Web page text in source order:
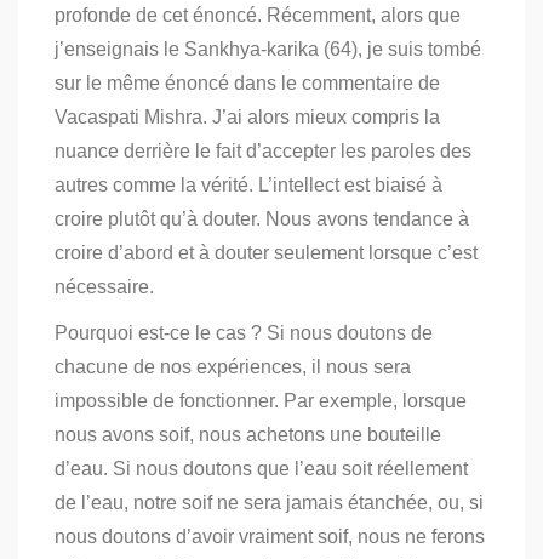
profonde de cet énoncé. Récemment, alors que
j’enseignais le Sankhya-karika (64), je suis tombé
sur le même énoncé dans le commentaire de
Vacaspati Mishra. J’ai alors mieux compris la
nuance derrière le fait d’accepter les paroles des
autres comme la vérité. L’intellect est biaisé à
croire plutôt qu’à douter. Nous avons tendance à
croire d’abord et à douter seulement lorsque c’est
nécessaire.
Pourquoi est-ce le cas ? Si nous doutons de
chacune de nos expériences, il nous sera
impossible de fonctionner. Par exemple, lorsque
nous avons soif, nous achetons une bouteille
d’eau. Si nous doutons que l’eau soit réellement
de l’eau, notre soif ne sera jamais étanchée, ou, si
nous doutons d’avoir vraiment soif, nous ne ferons